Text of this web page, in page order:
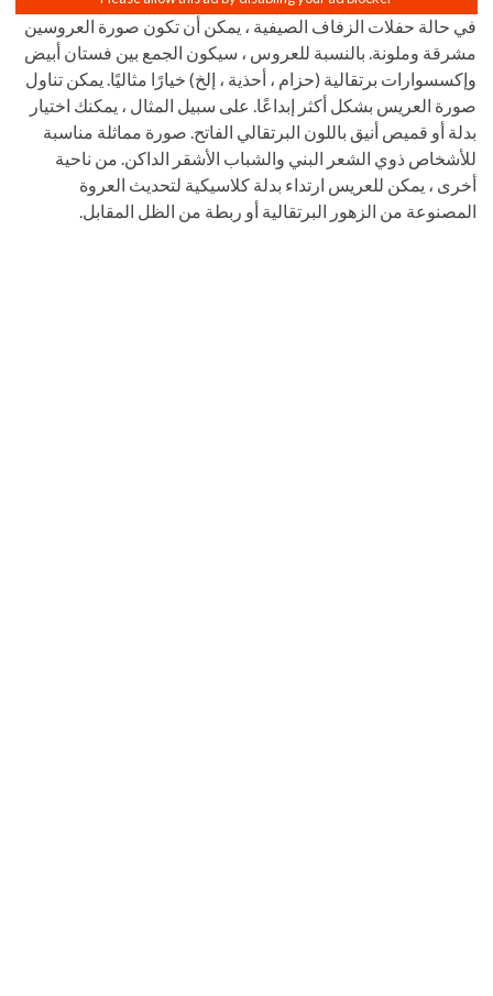
في حالة حفلات الزفاف الصيفية ، يمكن أن تكون صورة العروسين
مشرقة وملونة. بالنسبة للعروس ، سيكون الجمع بين فستان أبيض
وإكسسوارات برتقالية (حزام ، أحذية ، إلخ) خيارًا مثاليًا. يمكن تناول
صورة العريس بشكل أكثر إبداعًا. على سبيل المثال ، يمكنك اختيار
بدلة أو قميص أنيق باللون البرتقالي الفاتح. صورة مماثلة مناسبة
للأشخاص ذوي الشعر البني والشباب الأشقر الداكن. من ناحية
أخرى ، يمكن للعريس ارتداء بدلة كلاسيكية لتحديث العروة
المصنوعة من الزهور البرتقالية أو ربطة من الظل المقابل.